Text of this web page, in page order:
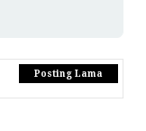
Posting Lama